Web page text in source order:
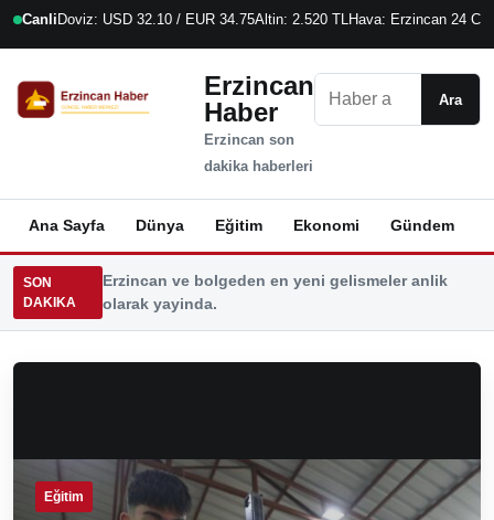
Canli Doviz: USD 32.10 / EUR 34.75Altin: 2.520 TLHava: Erzincan 24 C
Erzincan
Haber
Erzincan son
dakika haberleri
Ara
Ana Sayfa Dünya Eğitim Ekonomi Gündem
SON
DAKIKA
Erzincan ve bolgeden en yeni gelismeler anlik
olarak yayinda.
Eğitim